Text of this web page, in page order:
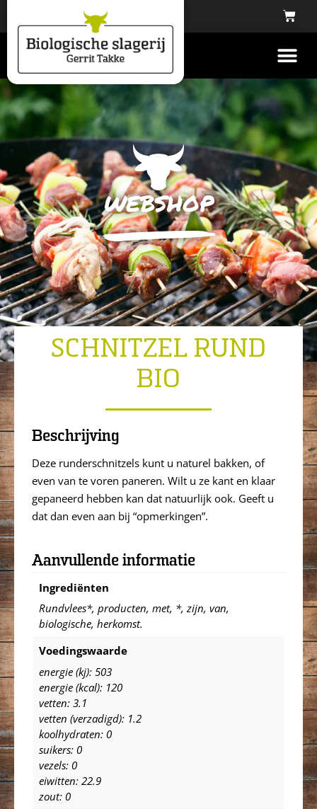
webshop
SCHNITZEL RUND
BIO
Beschrijving
Deze runderschnitzels kunt u naturel bakken, of
even van te voren paneren. Wilt u ze kant en klaar
gepaneerd hebben kan dat natuurlijk ook. Geeft u
dat dan even aan bij “opmerkingen”.
Aanvullende informatie
Ingrediënten
Rundvlees*, producten, met, *, zijn, van,
biologische, herkomst.
Voedingswaarde
energie (kj): 503
energie (kcal): 120
vetten: 3.1
vetten (verzadigd): 1.2
koolhydraten: 0
suikers: 0
vezels: 0
eiwitten: 22.9
zout: 0